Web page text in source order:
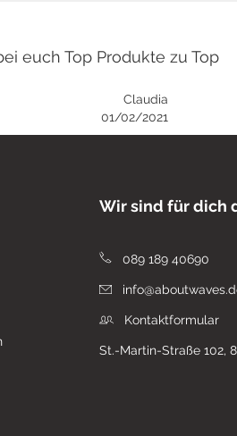
euch Top Produkte zu Top
Claudia
01/02/2021
Wir sind für dich
089 189 40690
Kontaktformular
St.-Martin-Straße 102,